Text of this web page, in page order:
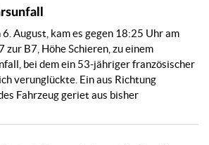
in Wiltz mit gestohlenen
Identität der abgebildeten Personen
oder über sonstige zweckdienliche
werden gebeten, sich beim
Ardennes zu melden: 📞 (+352)
ℹ️
en/appels-publics/temoin-
08/appel-temoin-carte-credit-
August, kam es gegen 18:25 Uhr am
zur B7, Höhe Schieren, zu einem
bei dem ein 53-jähriger französischer
verunglückte. Ein aus Richtung
Fahrzeug geriet aus bisher